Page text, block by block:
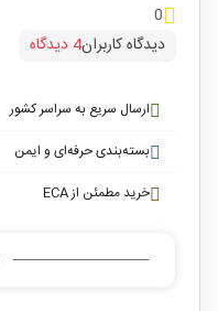
0
دیدگاه کاربران4 دیدگاه
ارسال سریع به سراسر کشور
بسته‌بندی حرفه‌ای و ایمن
خرید مطمئن از ECA